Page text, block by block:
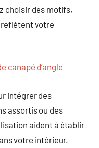
choisir des motifs,
votre
canapé d’angle
intégrer des
assortis ou des
aident à établir
votre intérieur.